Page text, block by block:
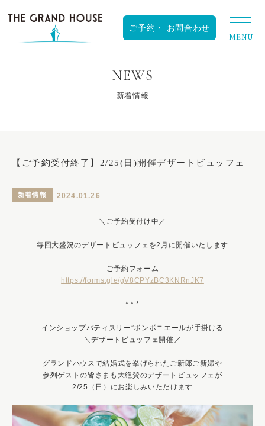
RESERVATION
NEWS
新着情報
【ご予約受付終了】2/25(日)開催デザートビュッフェ
新着情報 2024.01.26
＼ご予約受付け中／
毎回大盛況のデザートビュッフェを2月に開催いたします
ご予約フォーム
https://forms.gle/gV8CPYzBC3KNRnJK7
* * *
インショップパティスリー”ボンボニエールが手掛ける
＼デザートビュッフェ開催／
グランドハウスで結婚式を挙げられたご新郎ご新婦や
参列ゲストの皆さまも大絶賛のデザートビュッフェが
2/25（日）にお楽しみいただけます